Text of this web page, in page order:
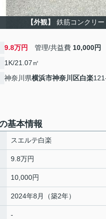
【外観】 鉄筋コンクリー
9.8万円 管理/共益費 10,000円
1K/21.07㎡
神奈川県横浜市神奈川区白楽
基本情報
スエルテ白楽
9.8万円
10,000円
2024年8月（築2年）
-